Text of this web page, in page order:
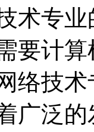
术专
要计
络技
广泛